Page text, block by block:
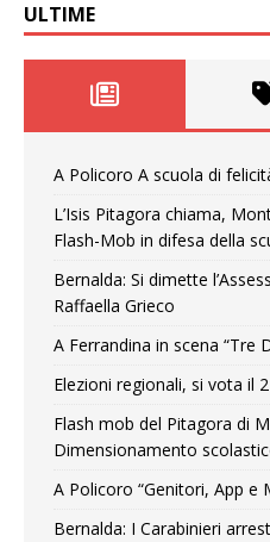
ULTIME
A Policoro A scuola di
L’Isis Pitagora chiama,
Flash-Mob in difesa della
Bernalda: Si dimette
Raffaella Grieco
A Ferrandina in scena “Tre
Elezioni regionali, si vota il
Flash mob del Pitagora di
Dimensionamento
A Policoro “Genitori, App e
Bernalda: I Carabinieri